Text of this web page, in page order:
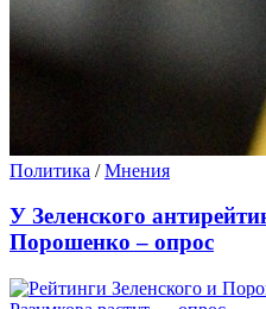
Политика /Мнения
У Зеленского
Порошенко – опрос